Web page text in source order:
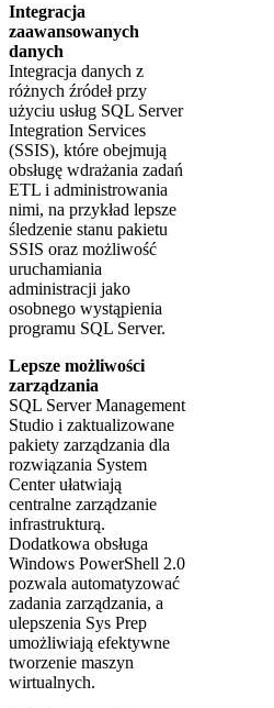
Integracja
zaawansowanych
danych
Integracja danych z
różnych źródeł przy
użyciu usług SQL Server
Integration Services
(SSIS), które obejmują
obsługę wdrażania zadań
ETL i administrowania
nimi, na przykład lepsze
śledzenie stanu pakietu
SSIS oraz możliwość
uruchamiania
administracji jako
osobnego wystąpienia
programu SQL Server.
Lepsze możliwości
zarządzania
SQL Server Management
Studio i zaktualizowane
pakiety zarządzania dla
rozwiązania System
Center ułatwiają
centralne zarządzanie
infrastrukturą.
Dodatkowa obsługa
Windows PowerShell 2.0
pozwala automatyzować
zadania zarządzania, a
ulepszenia Sys Prep
umożliwiają efektywne
tworzenie maszyn
wirtualnych.